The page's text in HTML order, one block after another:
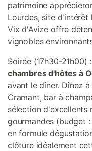
patrimoine
Lourdes, site d'intérêt
Vix d'Avize offre
vignobles
Soirée (17h30-
chambres d'hôtes à
avant le dîner. Dînez
Cramant, bar à
sélection d'excellents
gourmandes (budget
en formule
clôture idéalement